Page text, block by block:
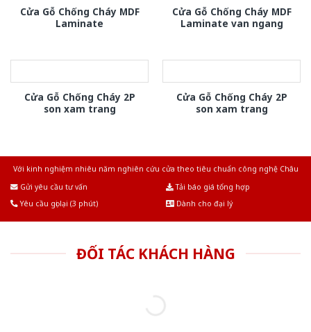
Cửa Gỗ Chống Cháy MDF
Laminate
Cửa Gỗ Chống Cháy MDF
Laminate van ngang
Cửa Gỗ Chống Cháy 2P
son xam trang
Cửa Gỗ Chống Cháy 2P
son xam trang
Với kinh nghiệm nhiêu năm nghiên cứu cửa theo tiêu chuẩn công nghệ Châu
Gửi yêu cầu tư vấn
Tải báo giá tổng hợp
Yêu cầu gọi lại (3 phút)
Dành cho đại lý
ĐỐI TÁC KHÁCH HÀNG